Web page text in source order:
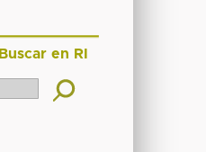
Buscar en RI